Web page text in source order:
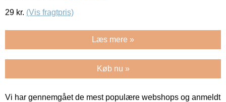
29 kr. (Vis fragtpris)
Læs mere »
Køb nu »
Vi har gennemgået de mest populære webshops og anmeldt